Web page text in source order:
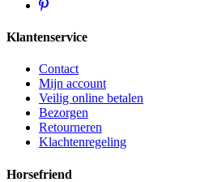
Klantenservice
Contact
Mijn account
Veilig online betalen
Bezorgen
Retourneren
Klachtenregeling
Horsefriend